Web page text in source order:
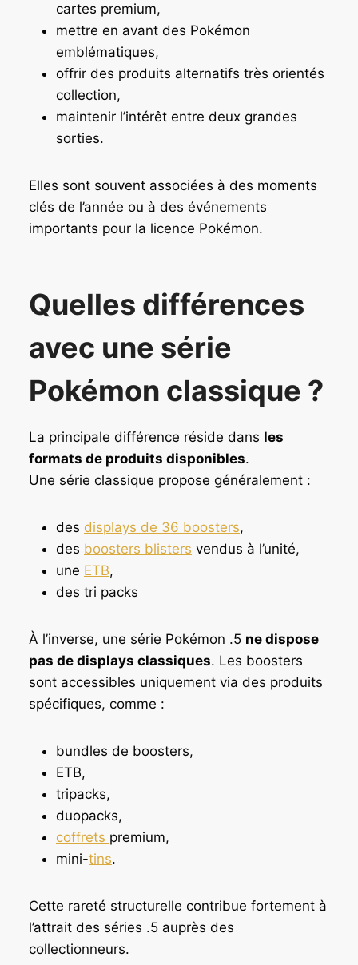
cartes premium,
mettre en avant des Pokémon
emblématiques,
offrir des produits alternatifs très orientés
collection,
maintenir l’intérêt entre deux grandes
sorties.
Elles sont souvent associées à des moments
clés de l’année ou à des événements
importants pour la licence Pokémon.
Quelles différences
avec une série
Pokémon classique ?
La principale différence réside dans les
formats de produits disponibles.
Une série classique propose généralement :
des displays de 36 boosters,
des boosters blisters vendus à l’unité,
une ETB,
des tri packs
À l’inverse, une série Pokémon .5 ne dispose
pas de displays classiques. Les boosters
sont accessibles uniquement via des produits
spécifiques, comme :
bundles de boosters,
ETB,
tripacks,
duopacks,
coffrets premium,
mini-tins.
Cette rareté structurelle contribue fortement à
l’attrait des séries .5 auprès des
collectionneurs.